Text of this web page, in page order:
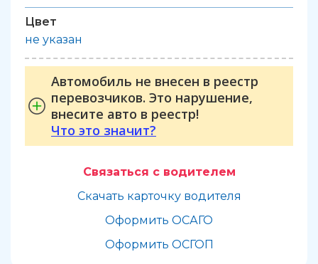
Цвет
не указан
Автомобиль не внесен в реестр
перевозчиков. Это нарушение,
внесите авто в реестр!
Что это значит?
Связаться с водителем
Скачать карточку водителя
Оформить ОСАГО
Оформить ОСГОП